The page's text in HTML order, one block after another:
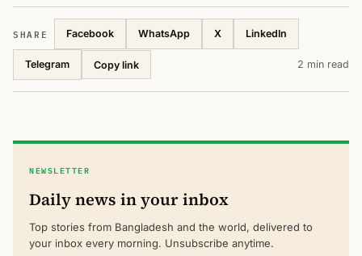
SHARE Facebook WhatsApp X LinkedIn
Telegram Copy link 2 min read
NEWSLETTER
Daily news in your inbox
Top stories from Bangladesh and the world, delivered to
your inbox every morning. Unsubscribe anytime.